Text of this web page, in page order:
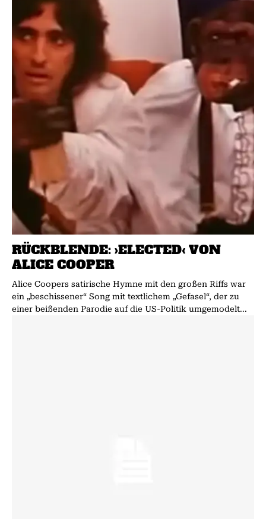
RÜCKBLENDE: ›ELECTED‹ VON
ALICE COOPER
Alice Coopers satirische Hymne mit den großen Riffs war
ein „beschissener“ Song mit textlichem „Gefasel“, der zu
einer beißenden Parodie auf die US-Politik umgemodelt...